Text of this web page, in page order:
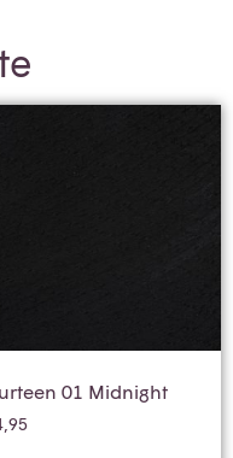
01 Midnight